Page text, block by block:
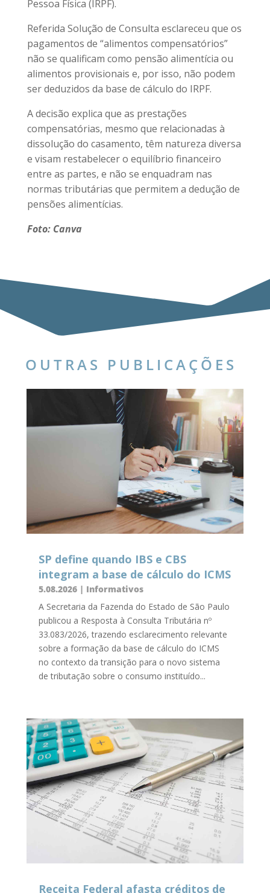
Pessoa Física (IRPF).
Referida Solução de Consulta esclareceu que os
pagamentos de “alimentos compensatórios”
não se qualificam como pensão alimentícia ou
alimentos provisionais e, por isso, não podem
ser deduzidos da base de cálculo do IRPF.
A decisão explica que as prestações
compensatórias, mesmo que relacionadas à
dissolução do casamento, têm natureza diversa
e visam restabelecer o equilíbrio financeiro
entre as partes, e não se enquadram nas
normas tributárias que permitem a dedução de
pensões alimentícias.
Foto: Canva
OUTRAS PUBLICAÇÕES
SP define quando IBS e CBS
integram a base de cálculo do ICMS
5.08.2026| Informativos
A Secretaria da Fazenda do Estado de São Paulo
publicou a Resposta à Consulta Tributária nº
33.083/2026, trazendo esclarecimento relevante
sobre a formação da base de cálculo do ICMS
no contexto da transição para o novo sistema
de tributação sobre o consumo instituído...
Receita Federal afasta créditos de